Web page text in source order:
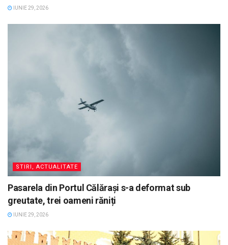
IUNIE 29, 2026
STIRI, ACTUALITATE
Pasarela din Portul Călărași s-a deformat sub
greutate, trei oameni răniți
IUNIE 29, 2026